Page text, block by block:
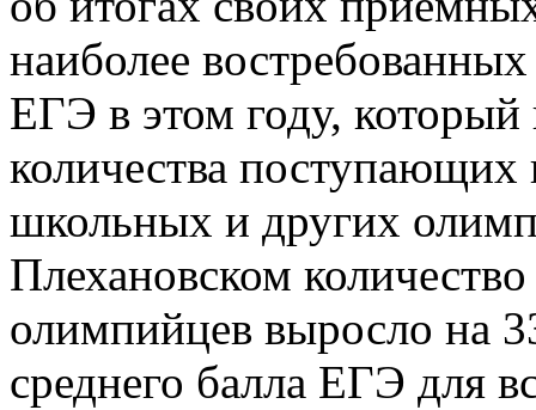
наиболее
ЕГЭ в этом году,
количества поступающих
школьных и других
Плехановском
олимпийцев выросло на
среднего балла ЕГЭ для